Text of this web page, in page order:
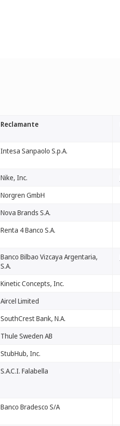
Reclamante
Intesa Sanpaolo S.p.A.
Nike, Inc.
Norgren GmbH
Nova Brands S.A.
Renta 4 Banco S.A.
Banco Bilbao Vizcaya Argentaria,
S.A.
Kinetic Concepts, Inc.
Aircel Limited
SouthCrest Bank, N.A.
Thule Sweden AB
StubHub, Inc.
S.A.C.I. Falabella
Banco Bradesco S/A